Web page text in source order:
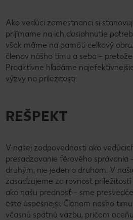
Ako vedúci zamestnanci si
prijímame na ich dosiahnutie
však máme na pamäti celkový
členov nášho tímu a seba –
Proaktívne hľadáme
výzvy na príležitosti.
REŠPEKT
V našej zodpovednosti ako
presadzovanie férového správania
druhým, nie jeden o druhom. V
zasadzujeme za rovnosť
ako našu prednosť – sme
ešte úspešnejší. Členom nášho
včasnú spätnú väzbu, pričom